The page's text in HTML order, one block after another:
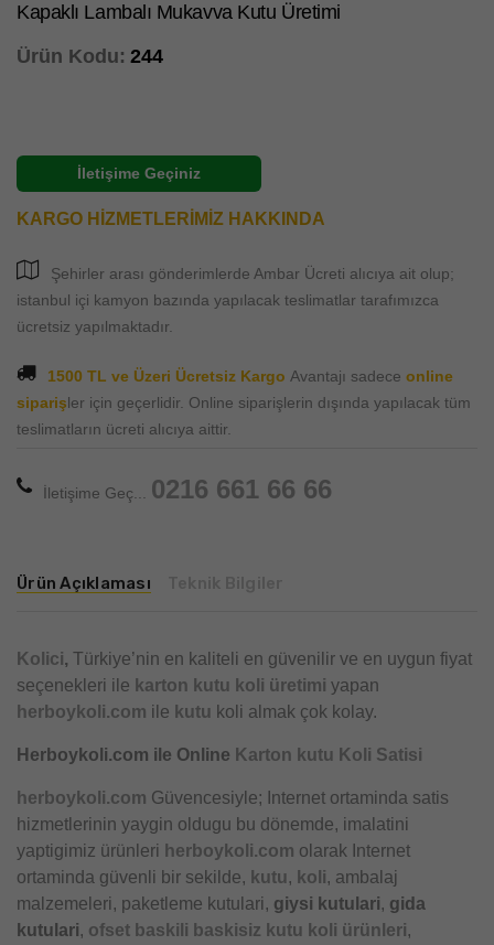
Kapaklı Lambalı Mukavva Kutu Üretimi
Ürün Kodu: 244
İletişime Geçiniz
KARGO HİZMETLERİMİZ HAKKINDA
Şehirler arası gönderimlerde Ambar Ücreti alıcıya ait olup;
istanbul içi kamyon bazında yapılacak teslimatlar tarafımızca
ücretsiz yapılmaktadır.
1500 TL ve Üzeri Ücretsiz Kargo Avantajı sadece online
siparişler için geçerlidir. Online siparişlerin dışında yapılacak tüm
teslimatların ücreti alıcıya aittir.
İletişime Geç... 0216 661 66 66
Ürün Açıklaması
Kolici, Türkiye’nin en kaliteli en güvenilir ve en uygun fiyat
seçenekleri ile karton kutu koli üretimi yapan
herboykoli.com ile kutu koli almak çok kolay.
Herboykoli.com ile Online Karton kutu Koli Satisi
herboykoli.com Güvencesiyle; Internet ortaminda satis
hizmetlerinin yaygin oldugu bu dönemde, imalatini
yaptigimiz ürünleri herboykoli.com olarak Internet
ortaminda güvenli bir sekilde, kutu, koli, ambalaj
malzemeleri, paketleme kutulari, giysi kutulari, gida
kutulari, ofset baskili baskisiz kutu koli ürünleri,